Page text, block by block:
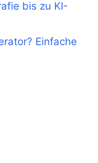
bis zu KI-
Einfache